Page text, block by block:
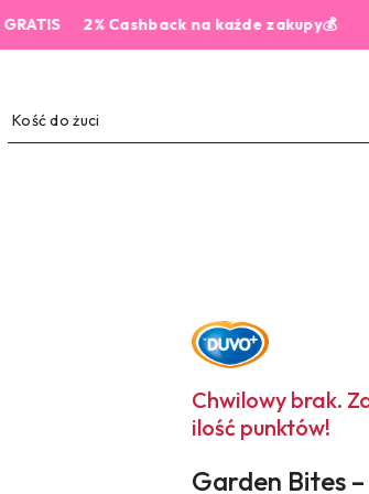
2% Cashback na każde zakupy💰
NAZWA
PRODUCENTA:
DUVO+
Chwilowy brak.
ilość punktów!
Garden Bites